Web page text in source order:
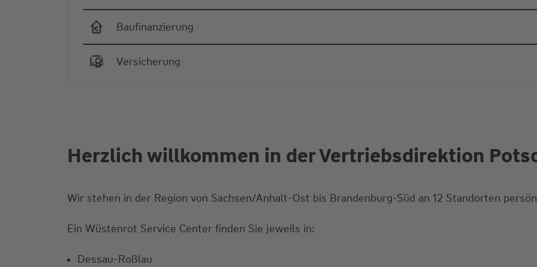
Baufinanzierung
Versicherung
Herzlich willkommen in der Vertriebsdirektion
Wir stehen in der Region von Sachsen/Anhalt-Ost bis Brandenburg-Süd an 12 Standorten
Ein Wüstenrot Service Center finden Sie jeweils in:
Dessau-Roßlau